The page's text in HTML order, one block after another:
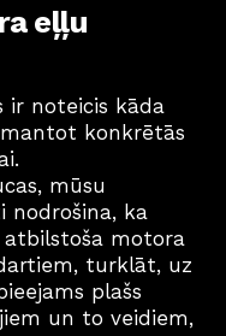
eļļu
ir noteicis kāda
konkrētās
mūsu
nodrošina, ka
motora
turklāt, uz
plašs
un to veidiem,